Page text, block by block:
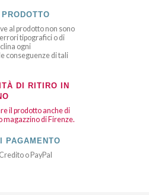
PRODOTTO
al prodotto non sono
tipografici o di
ogni
conseguenze di tali
DI RITIRO IN
il prodotto anche di
magazzino di Firenze.
PAGAMENTO
o PayPal